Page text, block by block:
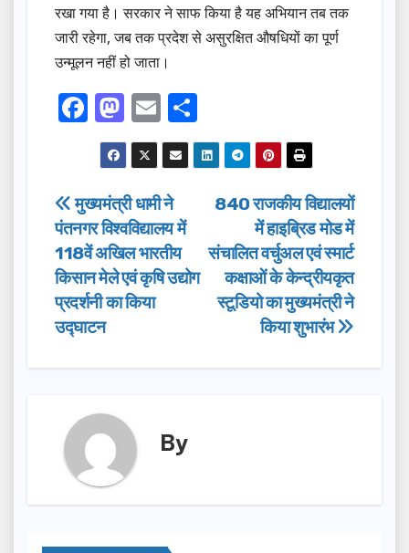
रखा गया है। सरकार ने साफ किया है यह अभियान तब तक
जारी रहेगा, जब तक प्रदेश से असुरक्षित औषधियों का पूर्ण
उन्मूलन नहीं हो जाता।
F
a
c
e
b
o
o
k
M
a
st
o
d
o
n
E
m
ail
h
ar
Post
navigation
840 राजकीय विद्यालयों
में हाइब्रिड मोड में
संचालित वर्चुअल एवं स्मार्ट
कक्षाओं के केन्द्रीयकृत
स्टूडियो का मुख्यमंत्री ने
किया शुभारंभ
मुख्यमंत्री धामी ने
पंतनगर विश्वविद्यालय में
118वें अखिल भारतीय
किसान मेले एवं कृषि उद्योग
प्रदर्शनी का किया
उद्घाटन
By